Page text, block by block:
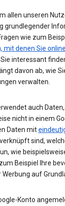
allen unseren
grundlegender
wie zum
mit denen Sie
interessant
davon ab, wie
verwalten.
auch
nicht in einem
Daten mit
sind,
wie
Beispiel Ihre
auf
Konto